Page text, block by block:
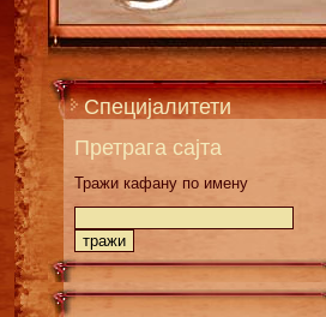
Специјалитети
Претрага сајта
Тражи кафану по имену